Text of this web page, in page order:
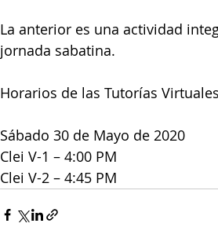
La anterior es una actividad
jornada sabatina.
Horarios de las Tutorías
Sábado 30 de Mayo de 2020
Clei V-1 – 4:00 PM
Clei V-2 – 4:45 PM